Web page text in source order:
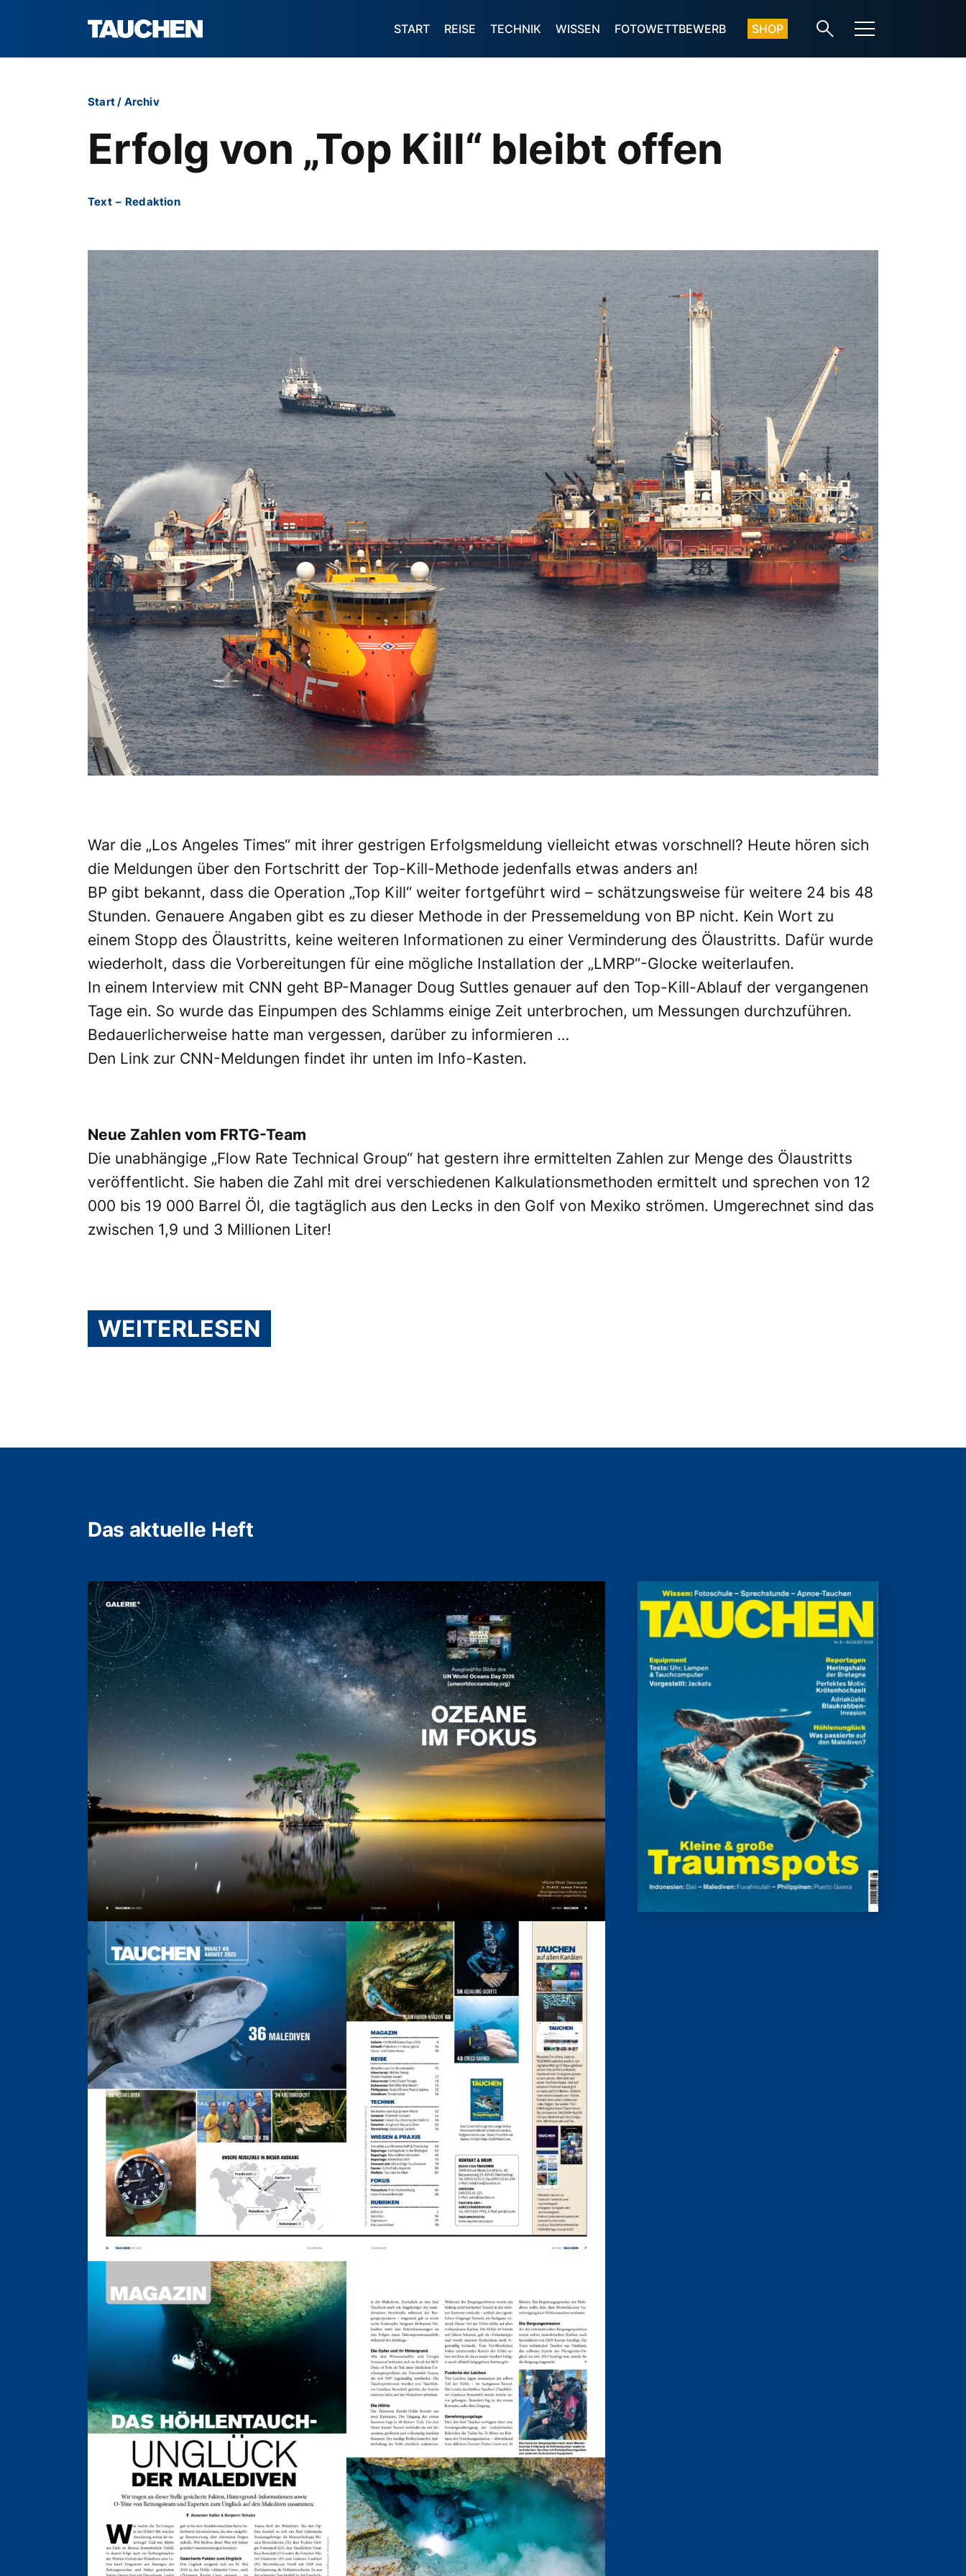
START REISE TECHNIK WISSEN FOTOWETTBEWERB SHOP
Start/ Archiv
Erfolg von „Top Kill“ bleibt offen
Text – Redaktion
War die „Los Angeles Times“ mit ihrer gestrigen Erfolgsmeldung vielleicht etwas vorschnell? Heute hören sich
die Meldungen über den Fortschritt der Top-Kill-Methode jedenfalls etwas anders an!
BP gibt bekannt, dass die Operation „Top Kill“ weiter fortgeführt wird – schätzungsweise für weitere 24 bis 48
Stunden. Genauere Angaben gibt es zu dieser Methode in der Pressemeldung von BP nicht. Kein Wort zu
einem Stopp des Ölaustritts, keine weiteren Informationen zu einer Verminderung des Ölaustritts. Dafür wurde
wiederholt, dass die Vorbereitungen für eine mögliche Installation der „LMRP“-Glocke weiterlaufen.
In einem Interview mit CNN geht BP-Manager Doug Suttles genauer auf den Top-Kill-Ablauf der vergangenen
Tage ein. So wurde das Einpumpen des Schlamms einige Zeit unterbrochen, um Messungen durchzuführen.
Bedauerlicherweise hatte man vergessen, darüber zu informieren …
Den Link zur CNN-Meldungen findet ihr unten im Info-Kasten.
Neue Zahlen vom FRTG-Team
Die unabhängige „Flow Rate Technical Group“ hat gestern ihre ermittelten Zahlen zur Menge des Ölaustritts
veröffentlicht. Sie haben die Zahl mit drei verschiedenen Kalkulationsmethoden ermittelt und sprechen von 12
000 bis 19 000 Barrel Öl, die tagtäglich aus den Lecks in den Golf von Mexiko strömen. Umgerechnet sind das
zwischen 1,9 und 3 Millionen Liter!
WEITERLESEN
Das aktuelle Heft